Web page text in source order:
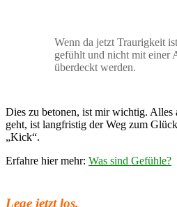
Wenn da jetzt Traurigkeit
gefühlt und nicht mit einer
überdeckt werden.
Dies zu betonen, ist mir wichtig. Alles
geht, ist langfristig der Weg zum
„Kick“.
Erfahre hier mehr: Was sind Gefühle?
Lege jetzt los.